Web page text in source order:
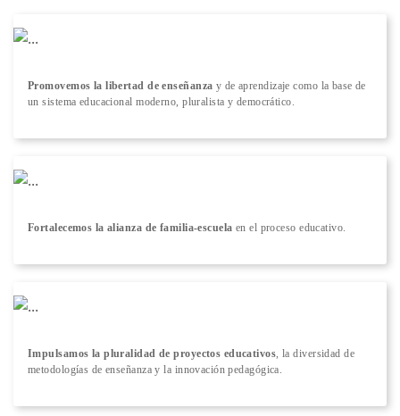
Promovemos la libertad de enseñanza y de aprendizaje como la base de
un sistema educacional moderno, pluralista y democrático.
Fortalecemos la alianza de familia-escuela en el proceso educativo.
Impulsamos la pluralidad de proyectos educativos , la diversidad de
metodologías de enseñanza y la innovación pedagógica.